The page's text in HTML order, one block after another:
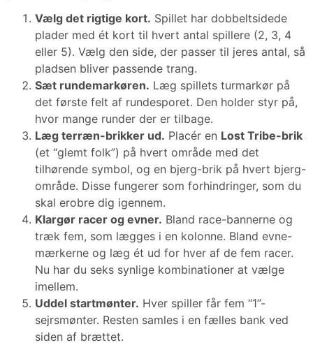
Vælg det rigtige kort. Spillet har dobbeltsidede
plader med ét kort til hvert antal spillere (2, 3, 4
eller 5). Vælg den side, der passer til jeres antal, så
pladsen bliver passende trang.
Sæt rundemarkøren. Læg spillets turmarkør på
det første felt af rundesporet. Den holder styr på,
hvor mange runder der er tilbage.
Læg terræn-brikker ud. Placér en Lost Tribe-brik
(et “glemt folk”) på hvert område med det
tilhørende symbol, og en bjerg-brik på hvert bjerg-
område. Disse fungerer som forhindringer, som du
skal erobre dig igennem.
Klargør racer og evner. Bland race-bannerne og
træk fem, som lægges i en kolonne. Bland evne-
mærkerne og læg ét ud for hver af de fem racer.
Nu har du seks synlige kombinationer at vælge
imellem.
Uddel startmønter. Hver spiller får fem “1”-
sejrsmønter. Resten samles i en fælles bank ved
siden af brættet.